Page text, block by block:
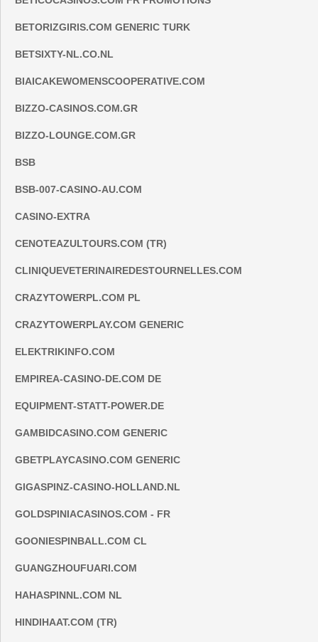
BETORIZGIRIS.COM GENERIC TURK
BETSIXTY-NL.CO.NL
BIAICAKEWOMENSCOOPERATIVE.COM
BIZZO-CASINOS.COM.GR
BIZZO-LOUNGE.COM.GR
BSB
BSB-007-CASINO-AU.COM
CASINO-EXTRA
CENOTEAZULTOURS.COM (TR)
CLINIQUEVETERINAIREDESTOURNELLES.COM
CRAZYTOWERPL.COM PL
CRAZYTOWERPLAY.COM GENERIC
ELEKTRIKINFO.COM
EMPIREA-CASINO-DE.COM DE
EQUIPMENT-STATT-POWER.DE
GAMBIDCASINO.COM GENERIC
GBETPLAYCASINO.COM GENERIC
GIGASPINZ-CASINO-HOLLAND.NL
GOLDSPINIACASINOS.COM - FR
GOONIESPINBALL.COM CL
GUANGZHOUFUARI.COM
HAHASPINNL.COM NL
HINDIHAAT.COM (TR)